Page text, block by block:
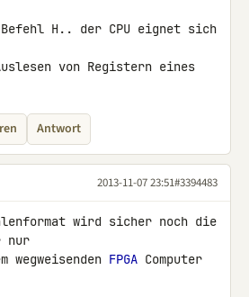
H.. der CPU eignet sich
von Registern eines
Antwort
2013-11-07 23:51#3394483
wird sicher noch die
nur
wegweisenden FPGA Computer